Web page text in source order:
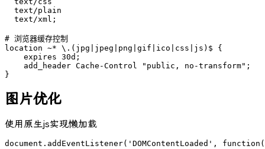
  text/plain
  text/xml;
# 浏览器缓存控制
location ~* \.(jpg|jpeg|png|gif|ico|css|js)$ {
    expires 30d;
    add_header Cache-Control "public, no-transform";
}
图片优化
使用原生js实现懒加载
document.addEventListener('DOMContentLoaded',